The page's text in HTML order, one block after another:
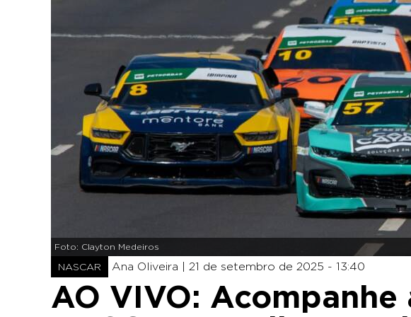
Foto: Clayton Medeiros
NASCAR Ana Oliveira | 21 de setembro de 2025 - 13:40
AO VIVO: Acompanhe